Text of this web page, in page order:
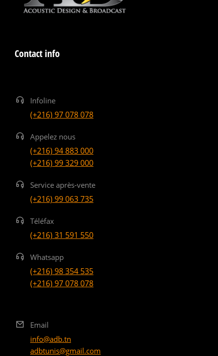
Contact info
Infoline
(+216) 97 078 078
Appelez nous
(+216) 94 883 000
(+216) 99 329 000
Service après-vente
(+216) 99 063 735
Téléfax
(+216) 31 591 550
Whatsapp
(+216) 98 354 535
(+216) 97 078 078
Email
info@adb.tn
adbtunis@gmail.com